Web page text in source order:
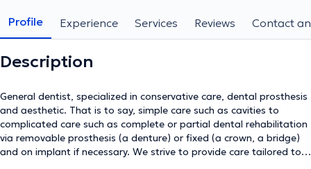
Profile Experience Services Reviews Contact
Description
General dentist, specialized in conservative care, dental prosthesis
and aesthetic. That is to say, simple care such as cavities to
complicated care such as complete or partial dental rehabilitation
via removable prosthesis (a denture) or fixed (a crown, a bridge)
and on implant if necessary. We strive to provide care tailored to